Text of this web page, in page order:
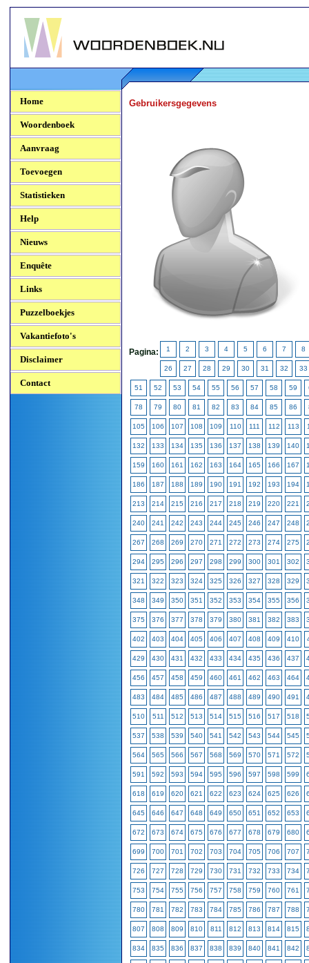
Woordenboek.NU
Home
Woordenboek
Aanvraag
Toevoegen
Statistieken
Help
Nieuws
Enquête
Links
Puzzelboekjes
Vakantiefoto's
Disclaimer
Contact
Gebruikersgegevens
Pagina: 1 2 3 4 5 6 7 8
26 27 28 29 30 31 32 33
51 52 53 54 55 56 57 58 59
78 79 80 81 82 83 84 85 86
105 106 107 108 109 110 111 112 113
132 133 134 135 136 137 138 139 140
159 160 161 162 163 164 165 166 167
186 187 188 189 190 191 192 193 194
213 214 215 216 217 218 219 220 221
240 241 242 243 244 245 246 247 248
267 268 269 270 271 272 273 274 275
294 295 296 297 298 299 300 301 302
321 322 323 324 325 326 327 328 329
348 349 350 351 352 353 354 355 356
375 376 377 378 379 380 381 382 383
402 403 404 405 406 407 408 409 410
429 430 431 432 433 434 435 436 437
456 457 458 459 460 461 462 463 464
483 484 485 486 487 488 489 490 491
510 511 512 513 514 515 516 517 518
537 538 539 540 541 542 543 544 545
564 565 566 567 568 569 570 571 572
591 592 593 594 595 596 597 598 599
618 619 620 621 622 623 624 625 626
645 646 647 648 649 650 651 652 653
672 673 674 675 676 677 678 679 680
699 700 701 702 703 704 705 706 707
726 727 728 729 730 731 732 733 734
753 754 755 756 757 758 759 760 761
780 781 782 783 784 785 786 787 788
807 808 809 810 811 812 813 814 815
834 835 836 837 838 839 840 841 842